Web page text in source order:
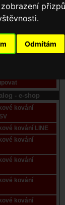
Odmítám
laser
firmy
- e-shop
kování
kování LINE
kování
kování
kování
kování